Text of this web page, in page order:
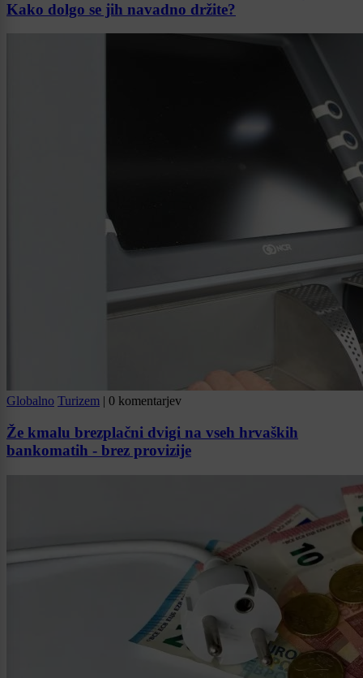
Kako dolgo se jih navadno držite?
Globalno Turizem | 0 komentarjev
Že kmalu brezplačni dvigi na vseh hrvaških
bankomatih - brez provizije